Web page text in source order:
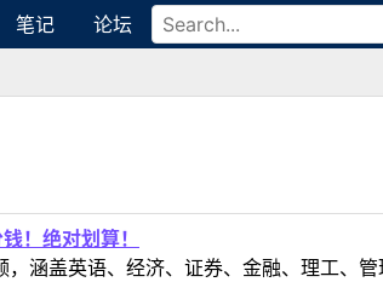
笔记 论坛
！绝对划算！
涵盖英语、经济、证券、金融、理工、